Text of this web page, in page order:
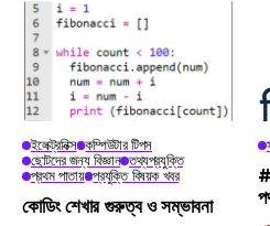
ইলেক্ট্রনিক্স কম্পিউটার টিপস
ছোটদের জন্য বিজ্ঞান তথ্যপ্রযুক্তি
প্রথম পাতায় প্রযুক্তি বিষয়ক খবর
কোডিং শেখার গুরুত্ব ও সম্ভাবনা